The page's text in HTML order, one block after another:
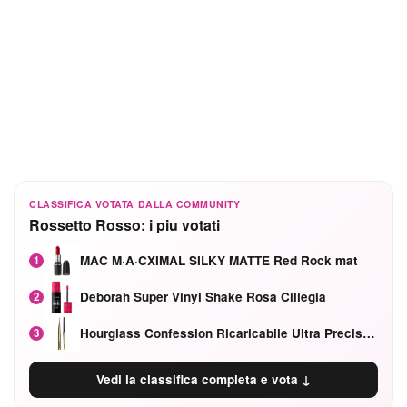
CLASSIFICA VOTATA DALLA COMMUNITY
Rossetto Rosso: i piu votati
1 MAC M·A·CXIMAL SILKY MATTE Red Rock mat
2 Deborah Super Vinyl Shake Rosa Ciliegia
3 Hourglass Confession Ricaricabile Ultra Preciso Ad Alta Intensità Secretly Classic Red
Vedi la classifica completa e vota ↓